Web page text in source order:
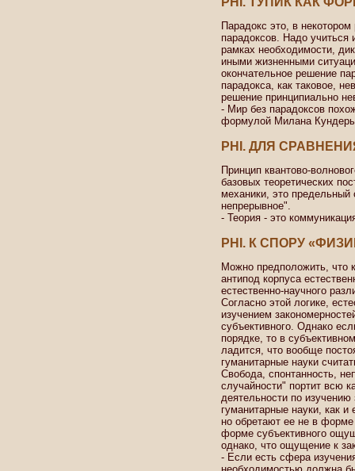
Парадокс это, в
парадоксов. Надо учиться
рамках необходимости,
иными жизненными
окончательное решение
парадокса, как таковое,
решение принципиально
- Мир без парадоксов
формулой Милана
PHI. ДЛЯ
Принцип квантово-
базовых теоретических
механики, это предельный
непрерывное".
- Теория - это
PHI. К СПОРУ
Можно предположить, что
антипод корпуса
естественно-научного
Согласно этой логике,
изучением
субъективного. Однако
порядке, то в
ладится, что вообще
гуманитарные науки
Свобода, спонтанность,
случайности" портит всю
деятельности по
гуманитарные науки, как
но обретают ее не в
форме субъективного
однако, что ощущение к
- Если есть сфера